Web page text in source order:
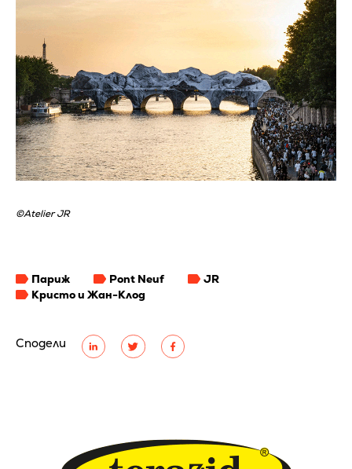
Сподели
©Atelier JR
Париж Pont Neuf
JR
Кристо и Жан-Клод